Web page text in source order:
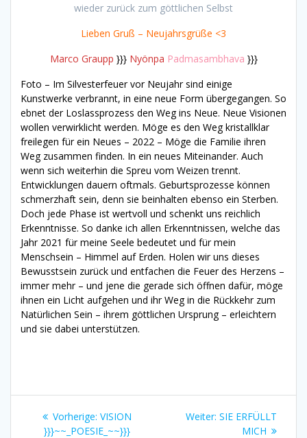
wieder zurück zum göttlichen Selbst
Lieben Gruß – Neujahrsgrüße <3
Marco Graupp }}}Nyönpa Padmasambhava }}}
Foto – Im Silvesterfeuer vor Neujahr sind einige
Kunstwerke verbrannt, in eine neue Form übergegangen. So
ebnet der Loslassprozess den Weg ins Neue. Neue Visionen
wollen verwirklicht werden. Möge es den Weg kristallklar
freilegen für ein Neues – 2022 – Möge die Familie ihren
Weg zusammen finden. In ein neues Miteinander. Auch
wenn sich weiterhin die Spreu vom Weizen trennt.
Entwicklungen dauern oftmals. Geburtsprozesse können
schmerzhaft sein, denn sie beinhalten ebenso ein Sterben.
Doch jede Phase ist wertvoll und schenkt uns reichlich
Erkenntnisse. So danke ich allen Erkenntnissen, welche das
Jahr 2021 für meine Seele bedeutet und für mein
Menschsein – Himmel auf Erden. Holen wir uns dieses
Bewusstsein zurück und entfachen die Feuer des Herzens –
immer mehr – und jene die gerade sich öffnen dafür, möge
ihnen ein Licht aufgehen und ihr Weg in die Rückkehr zum
Natürlichen Sein – ihrem göttlichen Ursprung – erleichtern
und sie dabei unterstützen.
Beitragsnavigation
Vorherige: Vorheriger
Beitrag:
VISION
}}}~~_POESIE_~~}}}
Weiter: Nächster
Beitrag:
SIE ERFÜLLT
MICH